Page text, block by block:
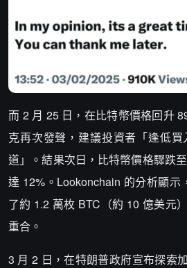
而 2 月 25 日，在比特幣價格回升
克再次發聲，建議投資者「逢低
道」。結果次日，比特幣價格驟跌
達 12%。Lookonchain 的分析顯示
了約 1.2 萬枚 BTC（約 10 億美元
重合。
3 月 2 日，在特朗普政府宣布探索